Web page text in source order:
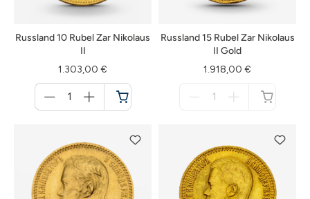
Russland 10 Rubel Zar Nikolaus
II
1.303,00 €
für
Warenkorb
Russland 15 Rubel Zar Nikolaus
II Gold
1.918,00 €